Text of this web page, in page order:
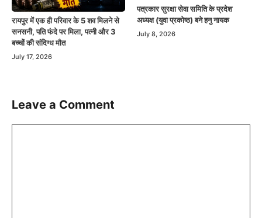
रायपुर में एक ही परिवार के 5 शव मिलने से
सनसनी, पति फंदे पर मिला, पत्नी और 3
बच्चों की संदिग्ध मौत
July 17, 2026
पत्रकार सुरक्षा सेवा समिति के प्रदेश
अध्यक्ष (युवा प्रकोष्ठ) बने हनु नायक
July 8, 2026
Leave a Comment